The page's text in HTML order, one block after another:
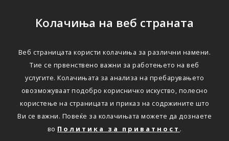
Колачиња на веб страната
Веб страницата користи колачиња за различни намени.
Тие се првенствено важни за работењето на веб
услугите. Колачињата за анализа на пребарувањето
овозможуваат подобро корисничко искуство, полесно
користење на страницата и приказ на содржините што
Ви се важни. Повеќе за колачињата можете да дознаете
во Политика за приватност .
НОВОСТИ
Актуелно
Новости